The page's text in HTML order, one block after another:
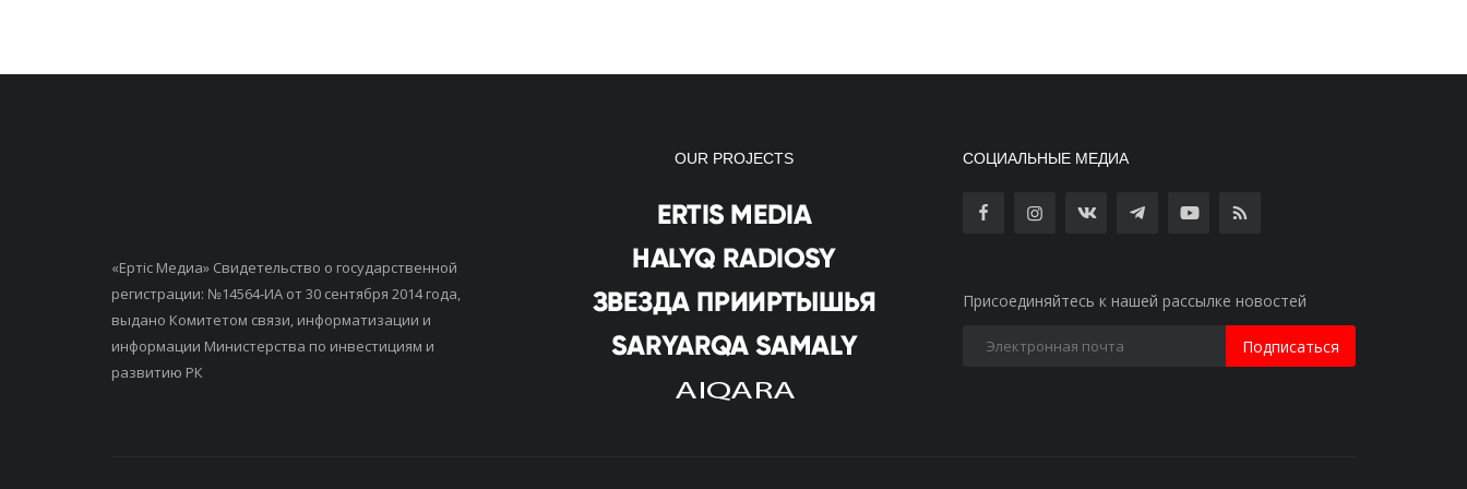
«Ертiс Медиа» Свидетельство о государственной
регистрации: №14564-ИА от 30 сентября 2014 года,
выдано Комитетом связи, информатизации и
информации Министерства по инвестициям и
развитию РК
OUR PROJECTS СОЦИАЛЬНЫЕ МЕДИА
Присоединяйтесь к нашей рассылке новостей
Подписаться